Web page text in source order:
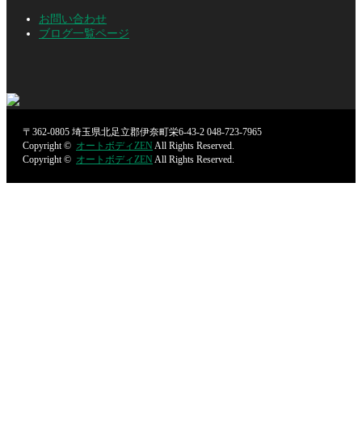
お問い合わせ
ブログ一覧ページ
〒362-0805 埼玉県北足立郡伊奈町栄6-43-2 048-723-7965
Copyright © オートボディZEN All Rights Reserved.
Copyright © オートボディZEN All Rights Reserved.